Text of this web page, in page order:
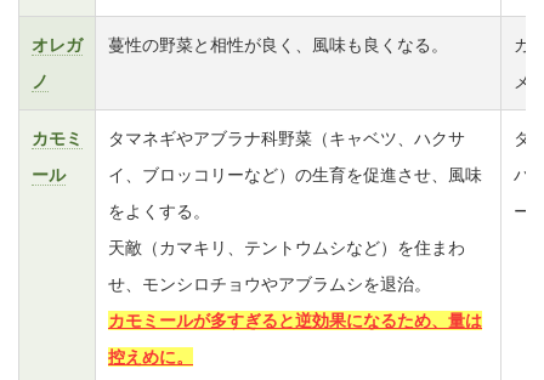
オレガ
ノ
蔓性の野菜と相性が良く、風味も良くなる。
カ
メ
カモミ
ール
タマネギやアブラナ科野菜（キャベツ、ハクサ
イ、ブロッコリーなど）の生育を促進させ、風味
をよくする。
天敵（カマキリ、テントウムシなど）を住まわ
せ、モンシロチョウやアブラムシを退治。
カモミールが多すぎると逆効果になるため、量は
控えめに。
タ
ハ
ー